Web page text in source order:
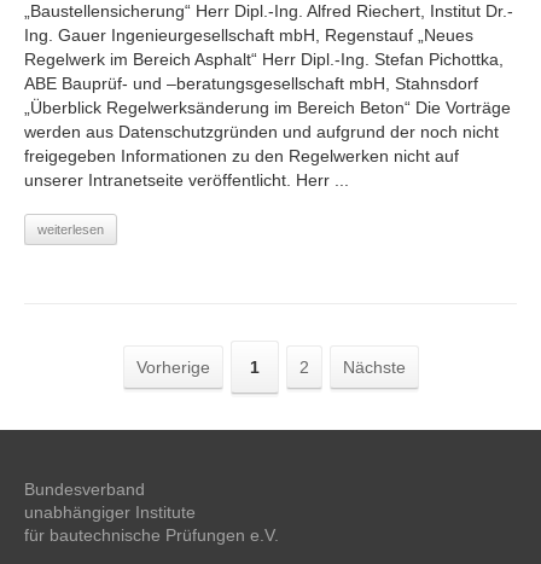
„Baustellensicherung“ Herr Dipl.-Ing. Alfred Riechert, Institut Dr.-
Ing. Gauer Ingenieurgesellschaft mbH, Regenstauf „Neues
Regelwerk im Bereich Asphalt“ Herr Dipl.-Ing. Stefan Pichottka,
ABE Bauprüf- und –beratungsgesellschaft mbH, Stahnsdorf
„Überblick Regelwerksänderung im Bereich Beton“ Die Vorträge
werden aus Datenschutzgründen und aufgrund der noch nicht
freigegeben Informationen zu den Regelwerken nicht auf
unserer Intranetseite veröffentlicht. Herr ...
weiterlesen
Vorherige 1 2 Nächste
Bundesverband
unabhängiger Institute
für bautechnische Prüfungen e.V.